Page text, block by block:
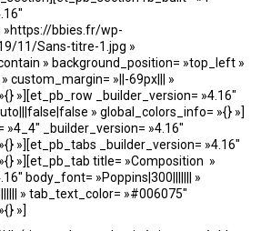
»https://bbies.fr/wp-
11/Sans-titre-1.jpg »
» background_position= »top_left »
custom_margin= »||-69px||| »
»][et_pb_row _builder_version= »4.16″
» global_colors_info= »{} »]
_builder_version= »4.16″
»][et_pb_tabs _builder_version= »4.16″
»][et_pb_tab title= »Composition »
body_font= »Poppins|300||||||| »
» tab_text_color= »#006075″
»]